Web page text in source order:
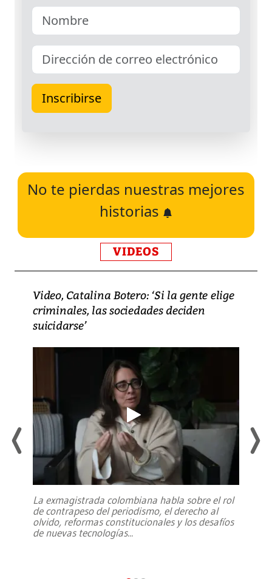
No te pierdas nuestras mejores
historias
VIDEOS
Video, Catalina Botero: ‘Si la gente elige
criminales, las sociedades deciden
suicidarse’
La exmagistrada colombiana habla sobre el rol
de contrapeso del periodismo, el derecho al
olvido, reformas constitucionales y los desafíos
de nuevas tecnologías...